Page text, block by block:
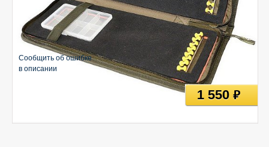
Сообщить об ошибке
в описании
1 550руб